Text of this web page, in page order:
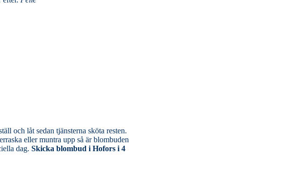
och låt sedan tjänsterna sköta resten.
dag. Skicka blombud i Hofors i 4